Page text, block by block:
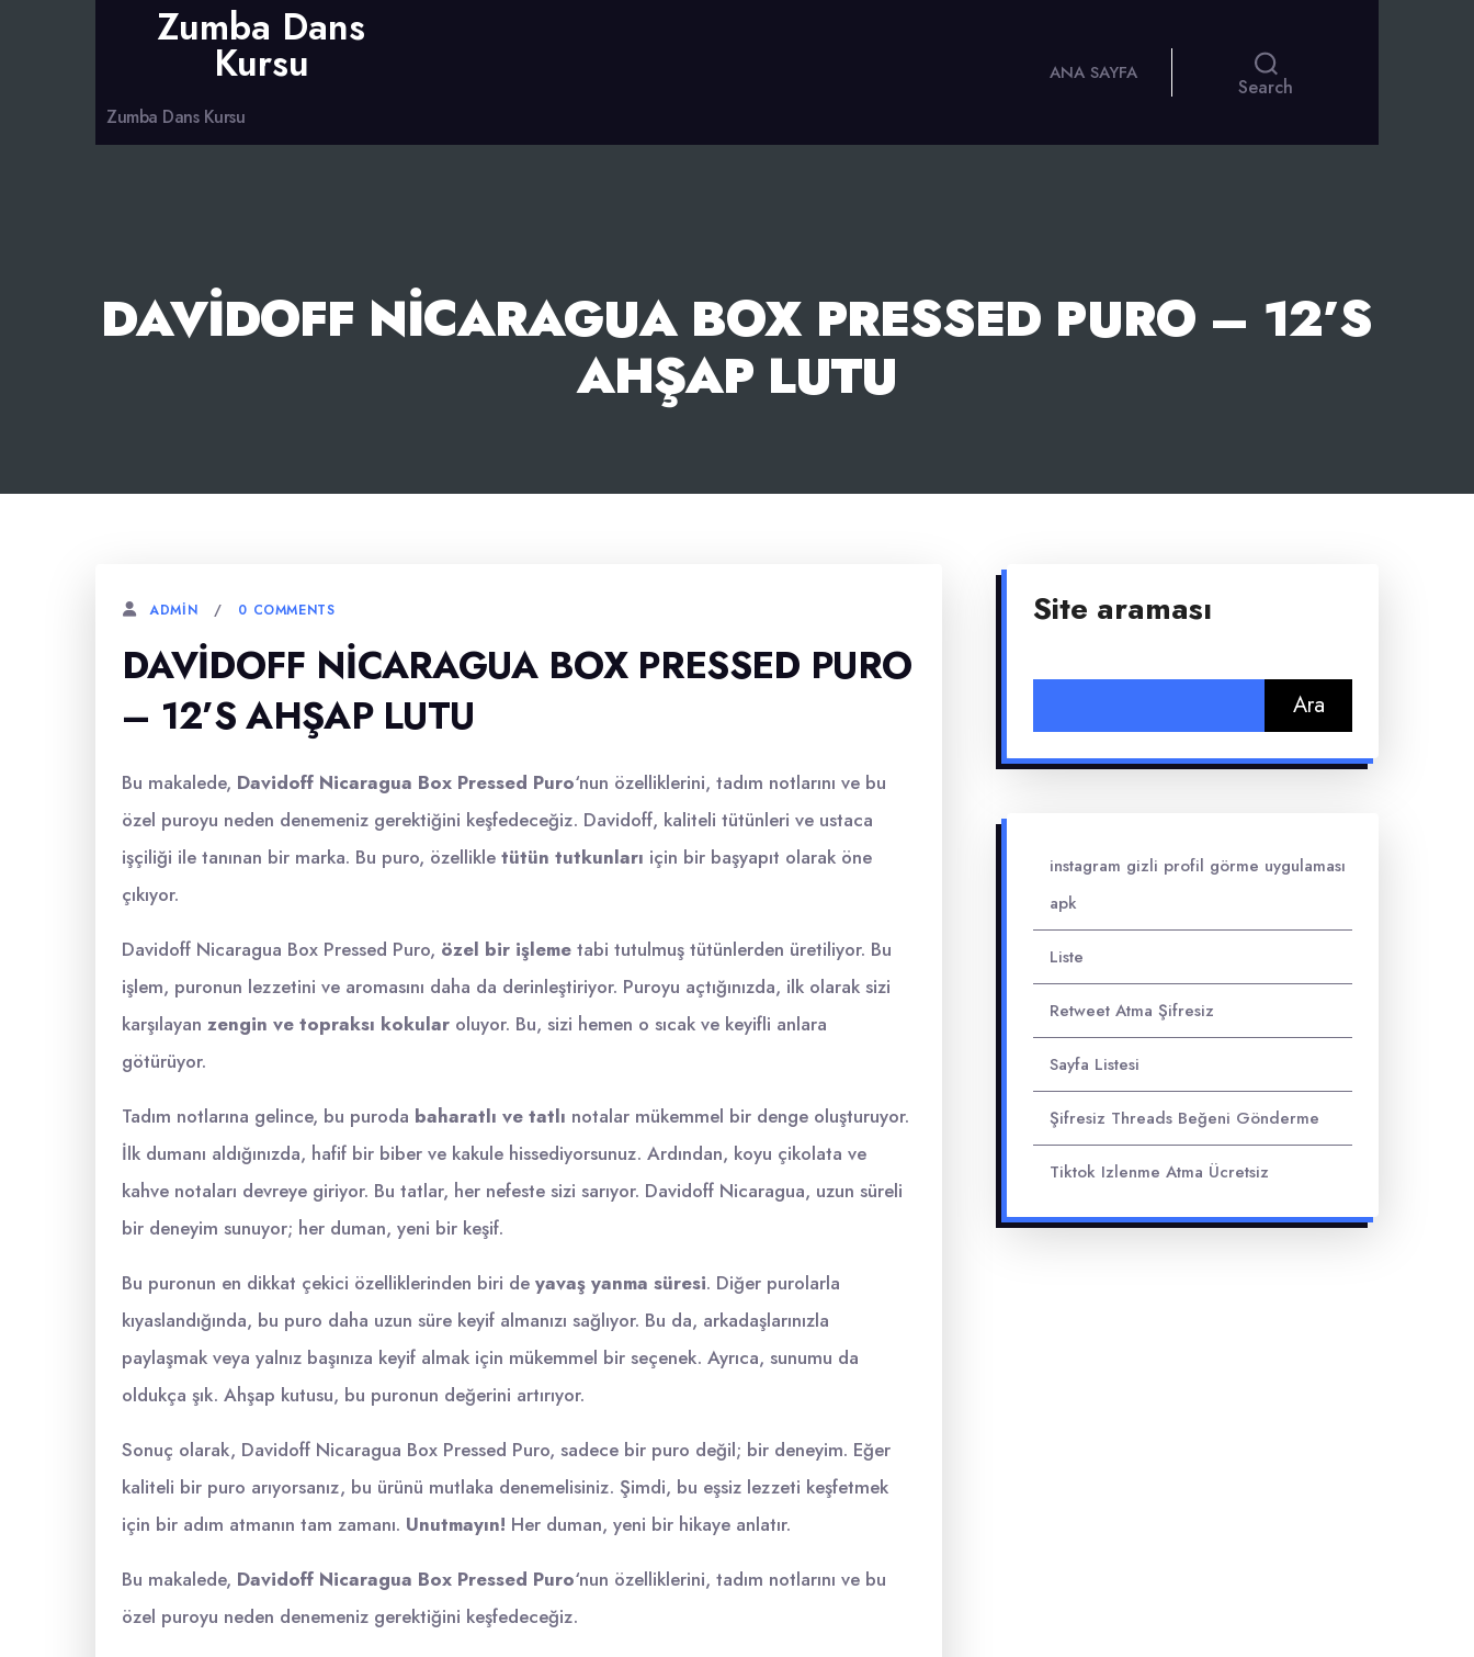
Zumba Dans
Kursu
Zumba Dans Kursu
ANA SAYFA
Search
DAVIDOFF NICARAGUA BOX PRESSED PURO – 12’S
AHŞAP LUTU
ADMIN 0 COMMENTS
DAVIDOFF NICARAGUA BOX PRESSED PURO
– 12’S AHŞAP LUTU
Bu makalede, Davidoff Nicaragua Box Pressed Puro‘nun özelliklerini, tadım notlarını ve bu
özel puroyu neden denemeniz gerektiğini keşfedeceğiz. Davidoff, kaliteli tütünleri ve ustaca
işçiliği ile tanınan bir marka. Bu puro, özellikle tütün tutkunları için bir başyapıt olarak öne
çıkıyor.
Davidoff Nicaragua Box Pressed Puro, özel bir işleme tabi tutulmuş tütünlerden üretiliyor. Bu
işlem, puronun lezzetini ve aromasını daha da derinleştiriyor. Puroyu açtığınızda, ilk olarak sizi
karşılayan zengin ve topraksı kokular oluyor. Bu, sizi hemen o sıcak ve keyifli anlara
götürüyor.
Tadım notlarına gelince, bu puroda baharatlı ve tatlı notalar mükemmel bir denge oluşturuyor.
İlk dumanı aldığınızda, hafif bir biber ve kakule hissediyorsunuz. Ardından, koyu çikolata ve
kahve notaları devreye giriyor. Bu tatlar, her nefeste sizi sarıyor. Davidoff Nicaragua, uzun süreli
bir deneyim sunuyor; her duman, yeni bir keşif.
Bu puronun en dikkat çekici özelliklerinden biri de yavaş yanma süresi. Diğer purolarla
kıyaslandığında, bu puro daha uzun süre keyif almanızı sağlıyor. Bu da, arkadaşlarınızla
paylaşmak veya yalnız başınıza keyif almak için mükemmel bir seçenek. Ayrıca, sunumu da
oldukça şık. Ahşap kutusu, bu puronun değerini artırıyor.
Sonuç olarak, Davidoff Nicaragua Box Pressed Puro, sadece bir puro değil; bir deneyim. Eğer
kaliteli bir puro arıyorsanız, bu ürünü mutlaka denemelisiniz. Şimdi, bu eşsiz lezzeti keşfetmek
için bir adım atmanın tam zamanı. Unutmayın! Her duman, yeni bir hikaye anlatır.
Bu makalede, Davidoff Nicaragua Box Pressed Puro‘nun özelliklerini, tadım notlarını ve bu
özel puroyu neden denemeniz gerektiğini keşfedeceğiz.
Site araması
instagram gizli profil görme uygulaması
apk
Liste
Retweet Atma Şifresiz
Sayfa Listesi
Şifresiz Threads Beğeni Gönderme
Tiktok Izlenme Atma Ücretsiz